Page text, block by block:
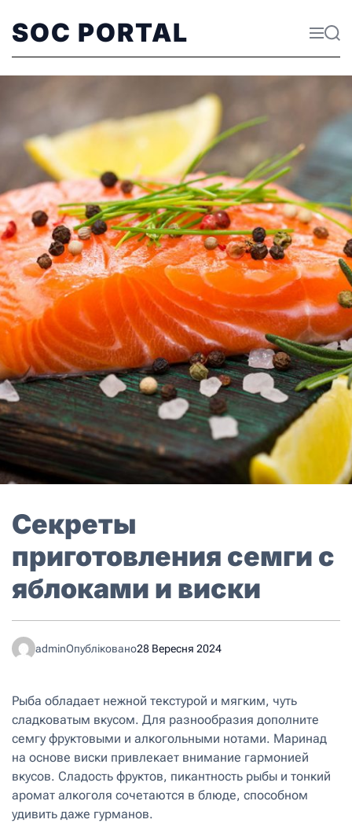
SOC PORTAL
Секреты
приготовления семги с
яблоками и виски
adminОпубліковано28 Вересня 2024
Рыба обладает нежной текстурой и мягким, чуть
сладковатым вкусом. Для разнообразия дополните
семгу фруктовыми и алкогольными нотами. Маринад
на основе виски привлекает внимание гармонией
вкусов. Сладость фруктов, пикантность рыбы и тонкий
аромат алкоголя сочетаются в блюде, способном
удивить даже гурманов.